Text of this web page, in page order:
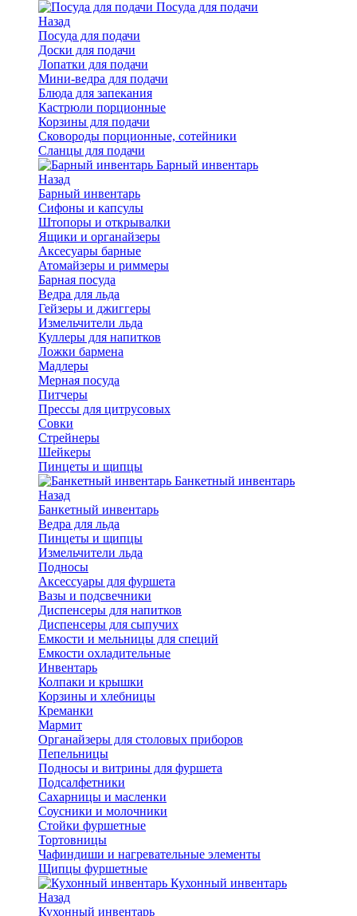
Посуда для подачи
Назад
Посуда для подачи
Доски для подачи
Лопатки для подачи
Мини-ведра для подачи
Блюда для запекания
Кастрюли порционные
Корзины для подачи
Сковороды порционные, сотейники
Сланцы для подачи
Барный инвентарь
Назад
Барный инвентарь
Сифоны и капсулы
Штопоры и открывалки
Ящики и органайзеры
Аксесуары барные
Атомайзеры и риммеры
Барная посуда
Ведра для льда
Гейзеры и джиггеры
Измельчители льда
Куллеры для напитков
Ложки бармена
Мадлеры
Мерная посуда
Питчеры
Прессы для цитрусовых
Совки
Стрейнеры
Шейкеры
Пинцеты и щипцы
Банкетный инвентарь
Назад
Банкетный инвентарь
Ведра для льда
Пинцеты и щипцы
Измельчители льда
Подносы
Аксессуары для фуршета
Вазы и подсвечники
Диспенсеры для напитков
Диспенсеры для сыпучих
Емкости и мельницы для специй
Емкости охладительные
Инвентарь
Колпаки и крышки
Корзины и хлебницы
Креманки
Мармит
Органайзеры для столовых приборов
Пепельницы
Подносы и витрины для фуршета
Подсалфетники
Сахарницы и масленки
Соусники и молочники
Стойки фуршетные
Тортовницы
Чафиндиши и нагревательные элементы
Щипцы фуршетные
Кухонный инвентарь
Назад
Кухонный инвентарь